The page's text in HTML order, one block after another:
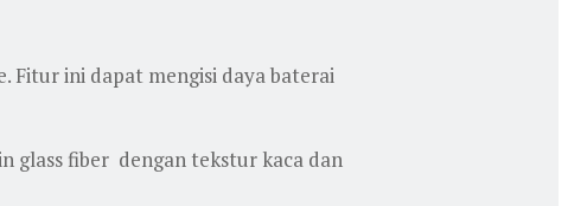
Fitur ini dapat mengisi daya baterai
glass fiber dengan tekstur kaca dan